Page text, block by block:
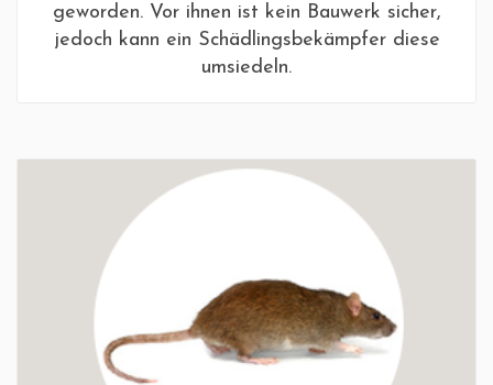
geworden. Vor ihnen ist kein Bauwerk sicher,
jedoch kann ein Schädlingsbekämpfer diese
umsiedeln.